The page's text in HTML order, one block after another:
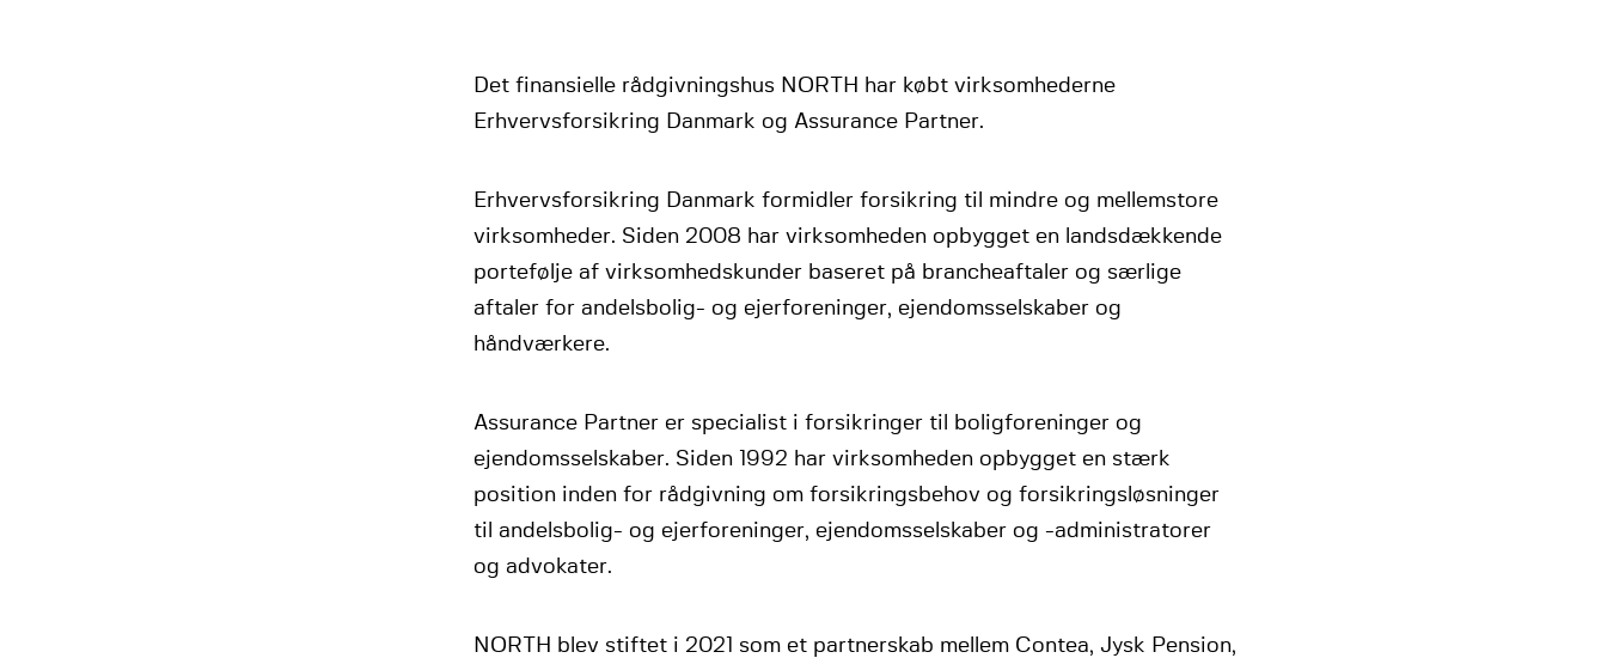
Det finansielle rådgivningshus NORTH har købt virksomhederne
Erhvervsforsikring Danmark og Assurance Partner.
Erhvervsforsikring Danmark formidler forsikring til mindre og mellemstore
virksomheder. Siden 2008 har virksomheden opbygget en landsdækkende
portefølje af virksomhedskunder baseret på brancheaftaler og særlige
aftaler for andelsbolig- og ejerforeninger, ejendomsselskaber og
håndværkere.
Assurance Partner er specialist i forsikringer til boligforeninger og
ejendomsselskaber. Siden 1992 har virksomheden opbygget en stærk
position inden for rådgivning om forsikringsbehov og forsikringsløsninger
til andelsbolig- og ejerforeninger, ejendomsselskaber og -administratorer
og advokater.
NORTH blev stiftet i 2021 som et partnerskab mellem Contea, Jysk Pension,